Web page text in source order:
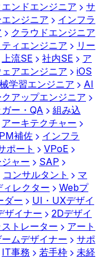
ンドエンジニア
サ
ンジニア
インフラ
クラウドエンジニア
ィエンジニア
リー
上流SE 社内SE
ア
アエンジニア
iOS
学習エンジニア
AI
アップエンジニア
ー・QA
組み込
アーキテクチャー
PM補佐
インフラ
ポート
VPoE
ャー
SAP
コンサルタント
マ
レクター
Webプ
ダー
UI・UXデザイ
ザイナー
2Dデザイ
トレーター
アート
ムデザイナー
サポ
IT事務 若手枠
未経